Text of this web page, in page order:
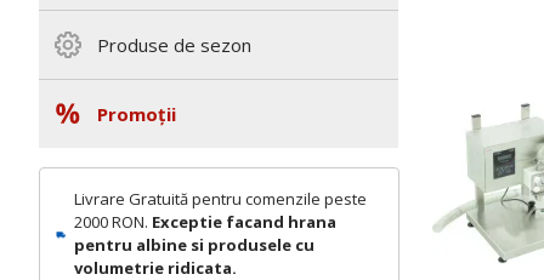
Produse de sezon
Promoții
Livrare Gratuită pentru comenzile peste
2000 RON. Exceptie facand hrana
pentru albine si produsele cu
volumetrie ridicata.